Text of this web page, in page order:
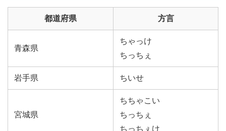
都道府県 方言
青森県
ちゃっけ
ちっちぇ
岩手県 ちいせ
宮城県
ちちゃこい
ちっちぇ
ちっちぇけ